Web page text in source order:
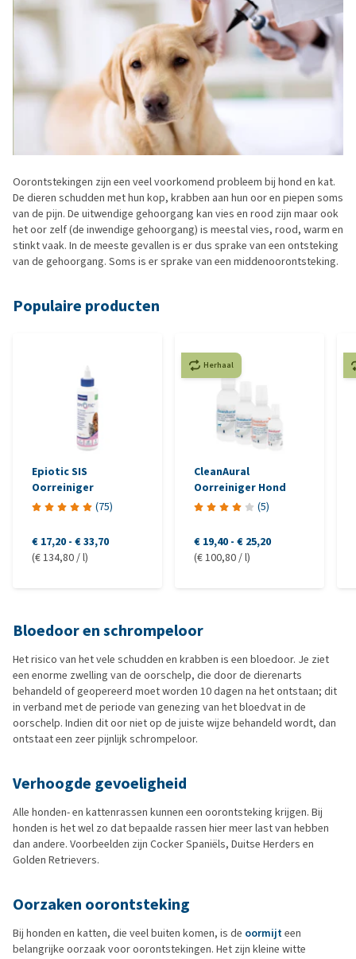
Oorontstekingen zijn een veel voorkomend probleem bij hond en kat.
De dieren schudden met hun kop, krabben aan hun oor en piepen soms
van de pijn. De uitwendige gehoorgang kan vies en rood zijn maar ook
het oor zelf (de inwendige gehoorgang) is meestal vies, rood, warm en
stinkt vaak. In de meeste gevallen is er dus sprake van een ontsteking
van de gehoorgang. Soms is er sprake van een middenoorontsteking.
Populaire producten
Epiotic SIS
Oorreiniger
(75)
€ 17,20 - € 33,70
(€ 134,80 / l)
Herhaal
CleanAural
Oorreiniger Hond
(5)
€ 19,40 - € 25,20
(€ 100,80 / l)
Bloedoor en schrompeloor
Het risico van het vele schudden en krabben is een bloedoor. Je ziet
een enorme zwelling van de oorschelp, die door de dierenarts
behandeld of geopereerd moet worden 10 dagen na het ontstaan; dit
in verband met de periode van genezing van het bloedvat in de
oorschelp. Indien dit oor niet op de juiste wijze behandeld wordt, dan
ontstaat een zeer pijnlijk schrompeloor.
Verhoogde gevoeligheid
Alle honden- en kattenrassen kunnen een oorontsteking krijgen. Bij
honden is het wel zo dat bepaalde rassen hier meer last van hebben
dan andere. Voorbeelden zijn Cocker Spaniëls, Duitse Herders en
Golden Retrievers.
Oorzaken oorontsteking
Bij honden en katten, die veel buiten komen, is de oormijteen
belangrijke oorzaak voor oorontstekingen. Het zijn kleine witte